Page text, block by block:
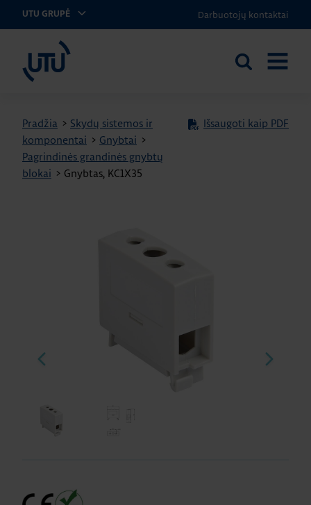
UTU GRUPĖ Darbuotojų kontaktai
UTU Lithuania
Ieškoti
Pradžia > Skydų sistemos ir
komponentai > Gnybtai >
Pagrindinės grandinės gnybtų
blokai > Gnybtas, KC1X35
Išsaugoti kaip PDF